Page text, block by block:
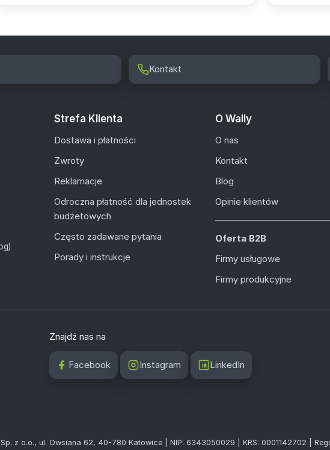
Kontakt
Strefa Klienta
Dostawa i płatności
Zwroty
Reklamacje
Odroczna płatność dla jednostek
budżetowych
Często zadawane pytania
Porady i instrukcje
O Wally
O nas
Kontakt
Blog
Opinie klientów
Oferta B2B
Firmy usługowe
Firmy produkcyjne
Znajdź nas na
Facebook Instagram LinkedIn
z o.o., ul. Owsiana 62, 40-780 Katowice | NIP: 6343050029 | KRS: 0001142702 |